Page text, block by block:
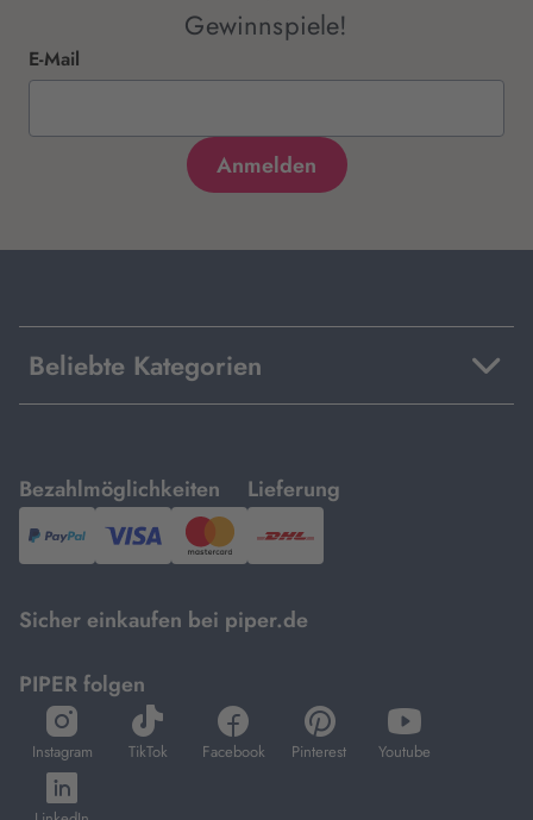
Gewinnspiele!
E-Mail
Beliebte Kategorien
Bezahlmöglichkeiten
mit
PayPal,Visa
und
Lieferung
mit
DHL.
Sicher einkaufen bei piper.de
PIPER folgen
Instagram
öffnet
in
neuem
Tab
TikTok
öffnet
in
Facebook
öffnet
in
Pinterest
öffnet
in
Youtube
öffnet
in
öffnet
in